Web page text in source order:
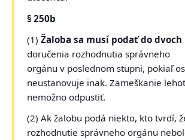
§ 250b
(1)Žaloba sa musí podať do dvoch
doručenia rozhodnutia správneho
orgánu v poslednom stupni, pokiaľ
neustanovuje inak. Zameškanie
nemožno odpustiť.
(2) Ak žalobu podá niekto, kto tvrdí,
rozhodnutie správneho orgánu